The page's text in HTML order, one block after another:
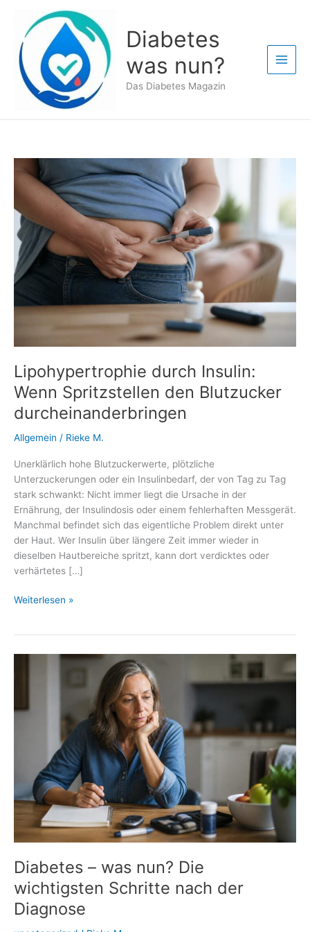
springen
Diabetes
was nun?
Das Diabetes Magazin
Lipohypertrophie durch Insulin:
Wenn Spritzstellen den Blutzucker
durcheinanderbringen
Allgemein / Rieke M.
Unerklärlich hohe Blutzuckerwerte, plötzliche
Unterzuckerungen oder ein Insulinbedarf, der von Tag zu Tag
stark schwankt: Nicht immer liegt die Ursache in der
Ernährung, der Insulindosis oder einem fehlerhaften Messgerät.
Manchmal befindet sich das eigentliche Problem direkt unter
der Haut. Wer Insulin über längere Zeit immer wieder in
dieselben Hautbereiche spritzt, kann dort verdicktes oder
verhärtetes […]
Lipohypertrophie
Spritzstellen
durcheinanderbringen
Weiterlesen »
Diabetes – was nun? Die
wichtigsten Schritte nach der
Diagnose